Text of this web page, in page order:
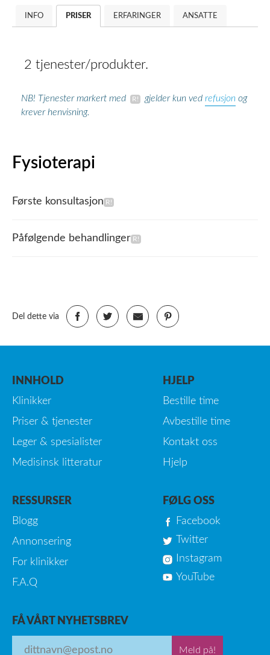
INFO PRISER ERFARINGER ANSATTE
2 tjenester/produkter.
NB! Tjenester markert med gjelder kun ved refusjon og
krever henvisning.
Fysioterapi
Første konsultasjon
Påfølgende behandlinger
Del dette via
INNHOLD
Klinikker
Priser & tjenester
Leger & spesialister
Medisinsk litteratur
HJELP
Bestille time
Avbestille time
Kontakt oss
Hjelp
RESSURSER
Blogg
Annonsering
For klinikker
F.A.Q
FØLG OSS
Facebook
Twitter
Instagram
YouTube
FÅ VÅRT NYHETSBREV
Meld på!